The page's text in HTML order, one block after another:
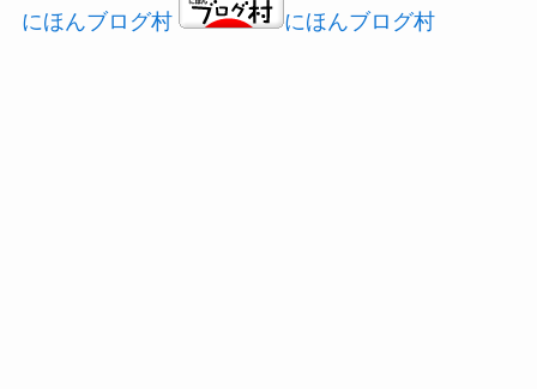
にほんブログ村 にほんブログ村